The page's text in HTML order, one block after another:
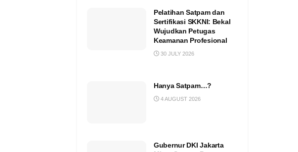
Pelatihan Satpam dan
Sertifikasi SKKNI: Bekal
Wujudkan Petugas
Keamanan Profesional
30 JULY 2026
Hanya Satpam…?
4 AUGUST 2026
Gubernur DKI Jakarta